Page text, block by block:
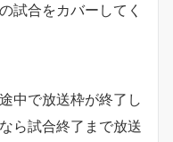
試合をカバーしてく
中で放送枠が終了し
ら試合終了まで放送